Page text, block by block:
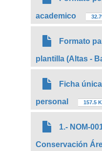
academico
Formato
plantilla (Altas -
Ficha
personal 157.5
1.- NOM-
Conservación